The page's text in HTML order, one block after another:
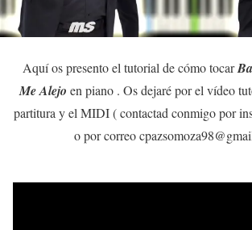
Aquí os presento el tutorial de cómo tocar
Me Alejo en piano . Os dejaré por el vídeo
partitura y el MIDI ( contactad conmigo por
o por correo